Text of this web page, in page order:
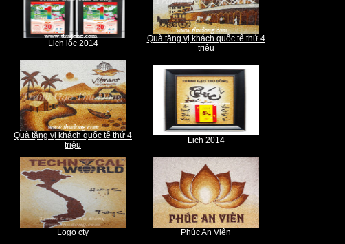
Lịch lốc 2014
Quà tặng vị khách quốc tế thứ 4
triệu
Quà tặng vị khách quốc tế thứ 4
triệu
Lịch 2014
Logo cty Phúc An Viên